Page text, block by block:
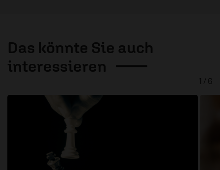
Das könnte Sie auch
interessieren
1 / 6